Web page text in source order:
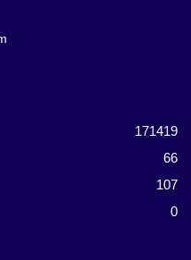
171419
66
107
0